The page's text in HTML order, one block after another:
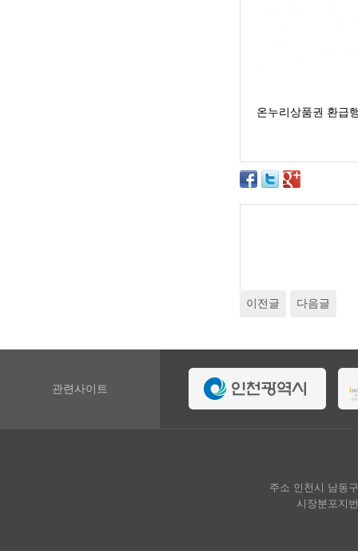
온누리상품권 환급
이전글 다음글
관련사이트
주소 인천시 남동
시장분포지